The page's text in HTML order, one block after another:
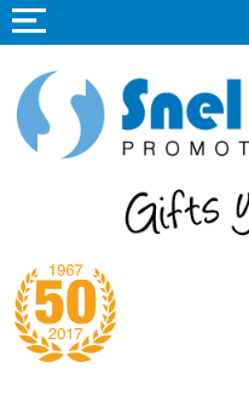
Home
Promotieartikelen
Tassen
Thema's